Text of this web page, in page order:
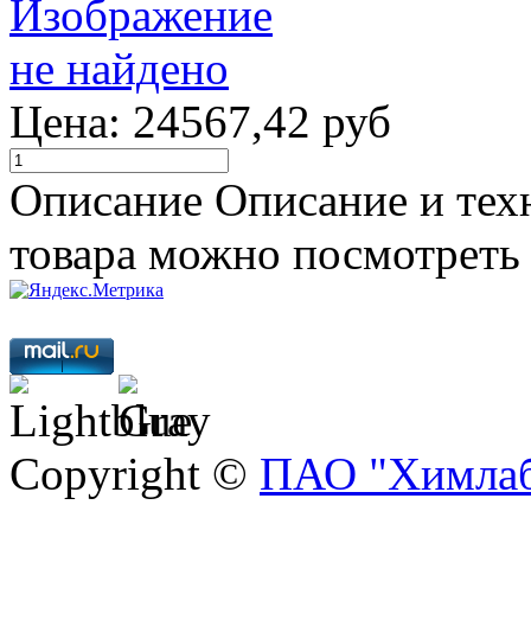
Цена: 24567,42 руб
Описание Описание и
товара можно
Copyright © ПАО